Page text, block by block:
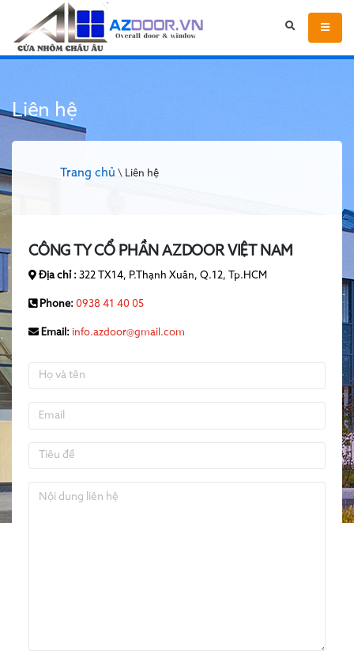
Liên hệ
Trang chủ \ Liên hệ
CÔNG TY CỔ PHẦN AZDOOR VIỆT NAM
Địa chỉ : 322 TX14, P.Thạnh Xuân, Q.12, Tp.HCM
Phone: 0938 41 40 05
Email: info.azdoor@gmail.com